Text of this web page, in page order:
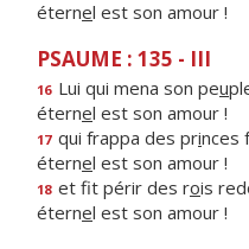
éternel est son amour !
PSAUME : 135 - III
16 Lui qui mena son peu
éternel est son amour !
17 qui frappa des princes
éternel est son amour !
18 et fit périr des rois
éternel est son amour !